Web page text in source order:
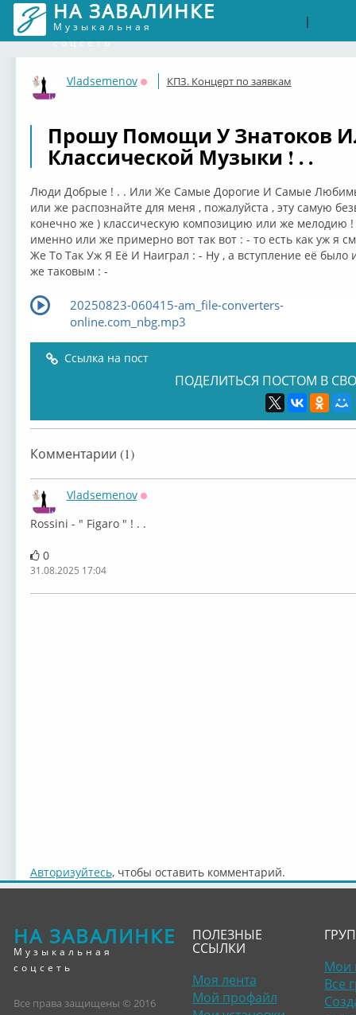
НА ЗАВАЛИНКЕ
Музыкальная
соцсеть
|
Vladsemenov
Оффлайн
КПЗ. Концерт по заявкам
Прошу Помощи У Знатоков
Классической Музыки ! . .
Люди Добрые ! . . Или Же Самые Дорогие И Самые
или же распознайте для меня , пожалуйста , эту самую
конечно же ) классическую композицию или же мелодию !
именно или же примерно вот так вот : - то есть как уж я
Же То Так Уж Я Её И Наиграл : - Ну , а вступление её
же таковым : -
20250823-060415-am_file-converters-
online.com_nbg.mp3
Ссылка на пост
ПОДЕЛИТЬСЯ ПОСТОМ В
Комментарии (1)
Vladsemenov
Rossini - " Figaro " ! . .
0
31.08.2025 17:04
Авторизуйтесь, чтобы оставить комментарий.
НА ЗАВАЛИНКЕ
Музыкальная
соцсеть
Все права защищены © 2016
ПОЛЕЗНЫЕ
ССЫЛКИ
Моя лента
Мой профайл
Мои
Все